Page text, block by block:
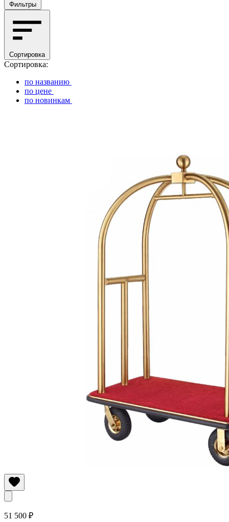
Фильтры
Сортировка
Сортировка:
по названию
по цене
по новинкам
51 500 ₽